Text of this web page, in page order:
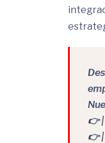
👉 |
👉 |